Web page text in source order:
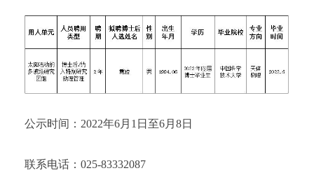
公示时间：2022年6月1日至6月8日
联系电话：025-83332087